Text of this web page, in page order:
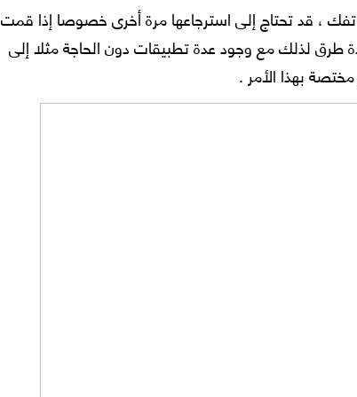
، قد تحتاج إلى استرجاعها مرة أخرى خصوصا إذا قمت
طرق لذلك مع وجود عدة تطبيقات دون الحاجة مثلا إلى
بهذا الأمر .